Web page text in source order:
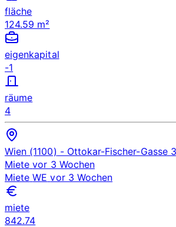
fläche
124.59 m²
eigenkapital
-1
räume
4
Wien (1100) - Ottokar-Fischer-Gasse 3
Miete vor 3 Wochen
Miete WE vor 3 Wochen
miete
842.74